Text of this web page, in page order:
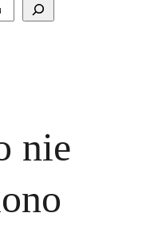
nie